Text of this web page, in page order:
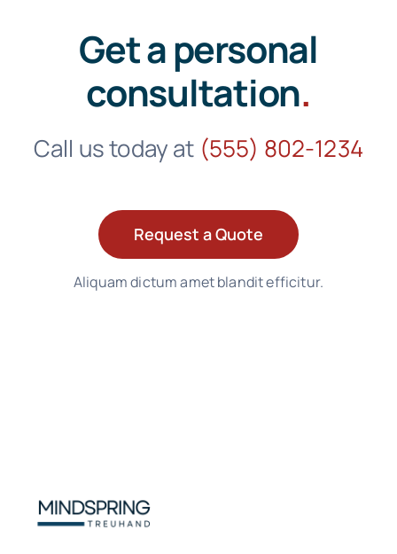
Get a personal
consultation.
Call us today at (555) 802-1234
Request a Quote
Aliquam dictum amet blandit efficitur.